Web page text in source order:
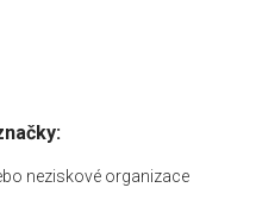
neziskové organizace